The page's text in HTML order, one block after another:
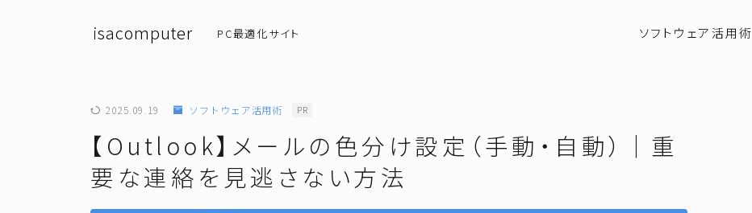
isacomputer PC最適化サイト ソフトウェア活用術
2025.09.19 ソフトウェア活用術 PR
【Outlook】メールの色分け設定（手動・自動）｜重
要な連絡を見逃さない方法